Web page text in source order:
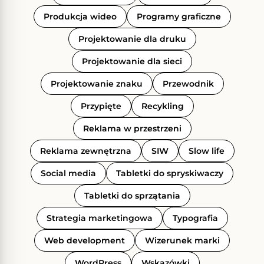
Produkcja wideo Programy graficzne
Projektowanie dla druku
Projektowanie dla sieci
Projektowanie znaku Przewodnik
Przypięte Recykling
Reklama w przestrzeni
Reklama zewnętrzna SIW Slow life
Social media Tabletki do spryskiwaczy
Tabletki do sprzątania
Strategia marketingowa Typografia
Web development Wizerunek marki